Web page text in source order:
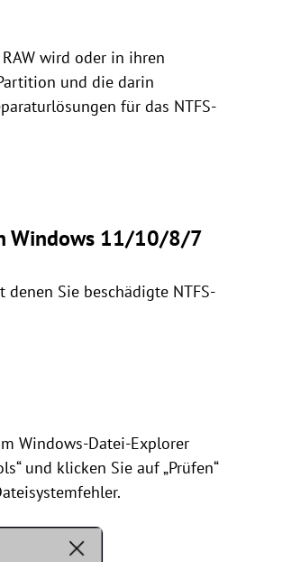
wird oder in ihren
und die darin
für das NTFS-
Windows 11/10/8/7
Sie beschädigte NTFS-
Windows-Datei-Explorer
und klicken Sie auf „Prüfen“